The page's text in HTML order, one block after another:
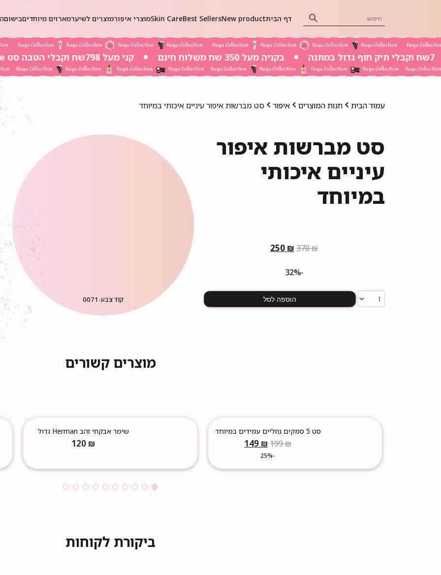
דף הביתNew product
Best Sellers
Skin Careמוצרי איפורמוצרים לשיערמארזים מיוחדיםבישום
בקניה מעל 350 שח משלוח חינם קני מעל 798שח וקבלי הטבה סט Self-Care ב 20שח בלבד!
עמוד הבית חנות המוצרים איפור סט מברשות איפור עיניים איכותי במיוחד
סט מברשות איפור
עיניים איכותי
במיוחד
קוד צבע-0071
370₪
המחיר
היה:
250 ₪
המחיר
-32%
הוספה לסל
מוצרים קשורים
סט 5 סמקים נוזליים עמידים במיוחד
199₪
המחיר
המקורי
149 ₪
המחיר
-25%
שימר אבקתי זהב Herman גדול
120 ₪
ביקורת לקוחות